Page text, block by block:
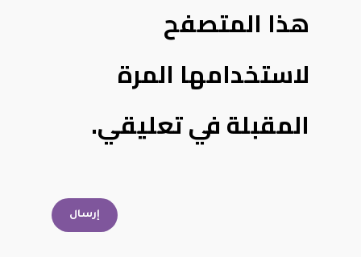
هذا المتصفح
لاستخدامها المرة
المقبلة في تعليقي.